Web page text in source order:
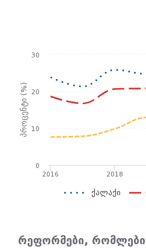
პროცენტი (%)
ქალაქი
2016 2018
0
10
20
30
რეფორმები,